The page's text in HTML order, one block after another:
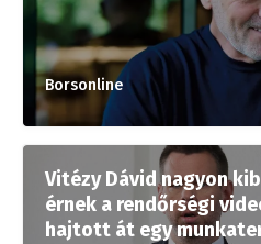
Borsonline
Vitézy Dávid nagyon
érnek a rendőrségi
hajtott át egy